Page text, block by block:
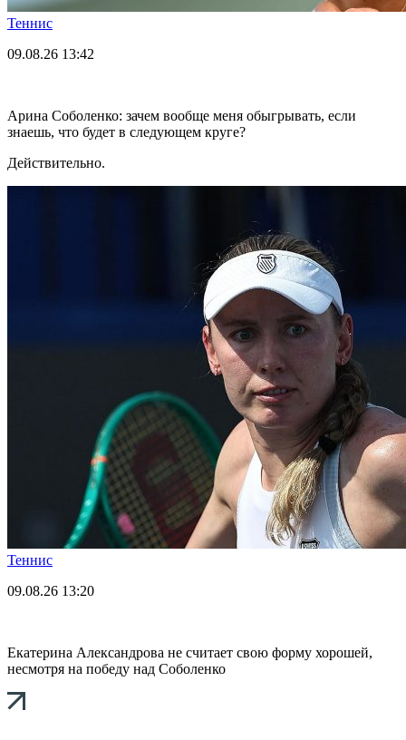
Теннис
09.08.26 13:42
Арина Соболенко: зачем вообще меня обыгрывать, если
знаешь, что будет в следующем круге?
Действительно.
Теннис
09.08.26 13:20
Екатерина Александрова не считает свою форму хорошей,
несмотря на победу над Соболенко